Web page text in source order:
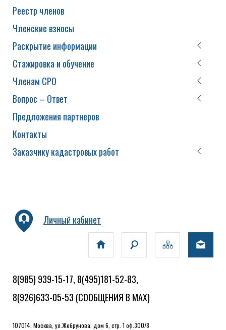
Реестр членов
Членские взносы
Раскрытие информации
Стажировка и обучение
Членам СРО
Вопрос – Ответ
Предложения партнеров
Контакты
Заказчику кадастровых работ
Личный кабинет
8(985) 939-15-17, 8(495)181-52-83,
8(926)633-05-53 (СООБЩЕНИЯ В MAX)
107014, Москва, ул.Жебрунова, дом 6, стр. 1 оф.300/8